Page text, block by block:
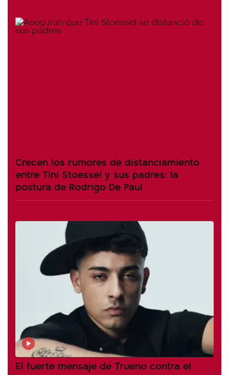
Crecen los rumores de distanciamiento
entre Tini Stoessel y sus padres: la
postura de Rodrigo De Paul
El fuerte mensaje de Trueno contra el